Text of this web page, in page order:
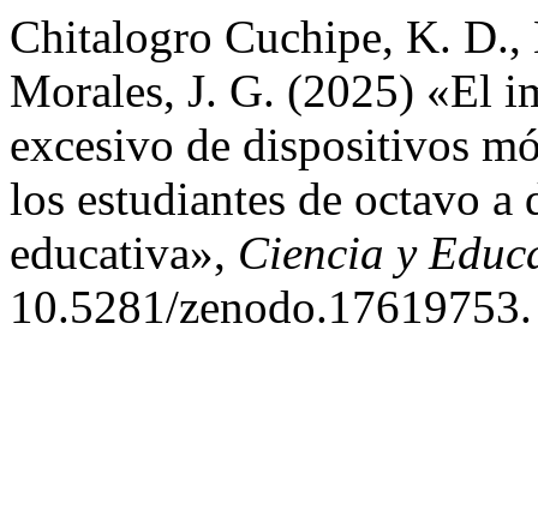
Chitalogro Cuchipe, K.
Morales, J. G. (2025) «El
excesivo de dispositivos
los estudiantes de octavo
educativa», Ciencia y
10.5281/zenodo.17619753.